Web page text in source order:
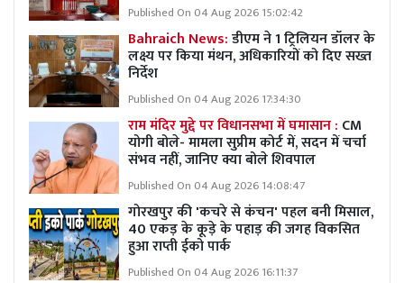
Published On 04 Aug 2026 15:02:42
Bahraich News:डीएम ने 1 ट्रिलियन डॉलर के
लक्ष्य पर किया मंथन, अधिकारियों को दिए सख्त
निर्देश
Published On 04 Aug 2026 17:34:30
राम मंदिर मुद्दे पर विधानसभा में घमासान : CM
योगी बोले- मामला सुप्रीम कोर्ट में, सदन में चर्चा
संभव नहीं, जानिए क्या बोले शिवपाल
Published On 04 Aug 2026 14:08:47
गोरखपुर की 'कचरे से कंचन' पहल बनी मिसाल,
40 एकड़ के कूड़े के पहाड़ की जगह विकसित
हुआ राप्ती ईको पार्क
Published On 04 Aug 2026 16:11:37